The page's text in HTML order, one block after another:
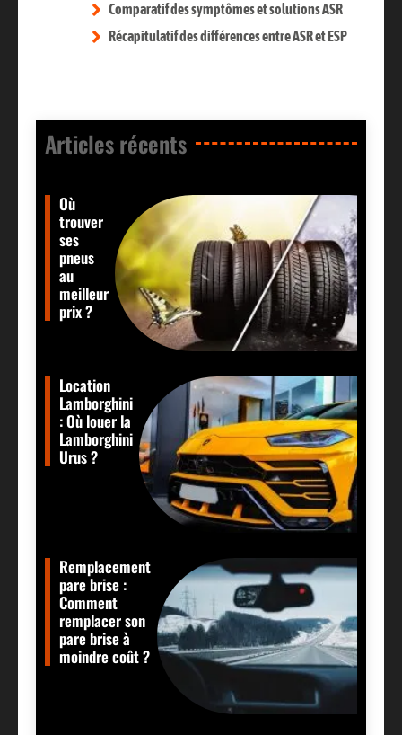
Comparatif des symptômes et solutions ASR
Récapitulatif des différences entre ASR et ESP
Articles récents​
Où
trouver
ses
pneus
au
meilleur
prix ?
Location
Lamborghini
: Où louer la
Lamborghini
Urus ?
Remplacement
pare brise :
Comment
remplacer son
pare brise à
moindre coût ?